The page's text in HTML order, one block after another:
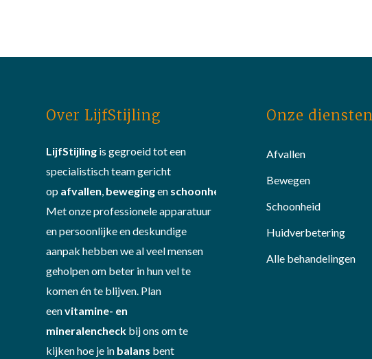
Over LijfStijling
LijfStijling is gegroeid tot een
specialistisch team gericht
op afvallen bewegingen schoonheid
Met onze professionele apparatuur
en persoonlijke en deskundige
aanpak hebben we al veel mensen
geholpen om beter in hun vel te
komen én te blijven. Plan
eenvitamine- en
mineralencheck bij ons om te
kijken hoe je in balans bent
Onze diensten
Afvallen
Bewegen
Schoonheid
Huidverbetering
Alle behandelingen